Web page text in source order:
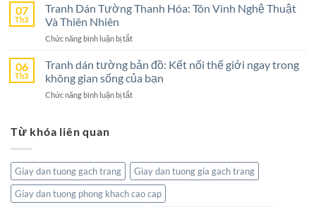
Không
Sống
Lựa
Không
Gian
Sống
Dán
Hồ
Sức
Hút
07
Th3
Tranh Dán Tường Thanh Hóa: Tôn Vinh Nghệ Thuật
Và Thiên Nhiên
Chức năng bình luận bị tắtở
Dán
Tường
Thanh
Hóa:
Thiên
Nhiên
06
Th3
Tranh dán tường bản đồ: Kết nối thế giới ngay trong
không gian sống của bạn
Chức năng bình luận bị tắtở
Kết
nối
giới
Từ khóa liên quan
Giay dan tuong gach trang
Giay dan tuong gia gach trang
Giay dan tuong phong khach cao cap